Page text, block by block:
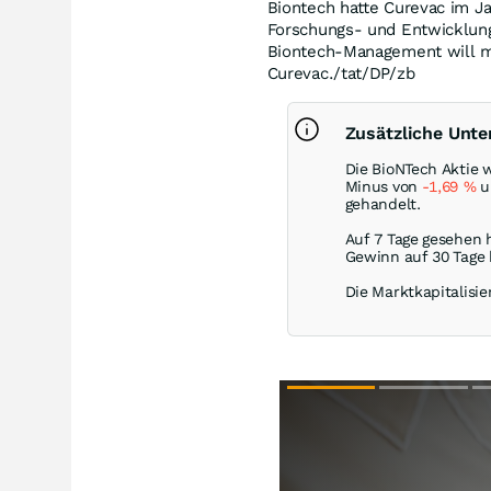
Biontech hatte Curevac im
Forschungs- und
Biontech-Management will
Curevac./tat/DP/zb
Zusätzliche
Die BioNTech
Minus von -1,69 %
gehandelt.
Auf 7 Tage
Gewinn auf 30
Die